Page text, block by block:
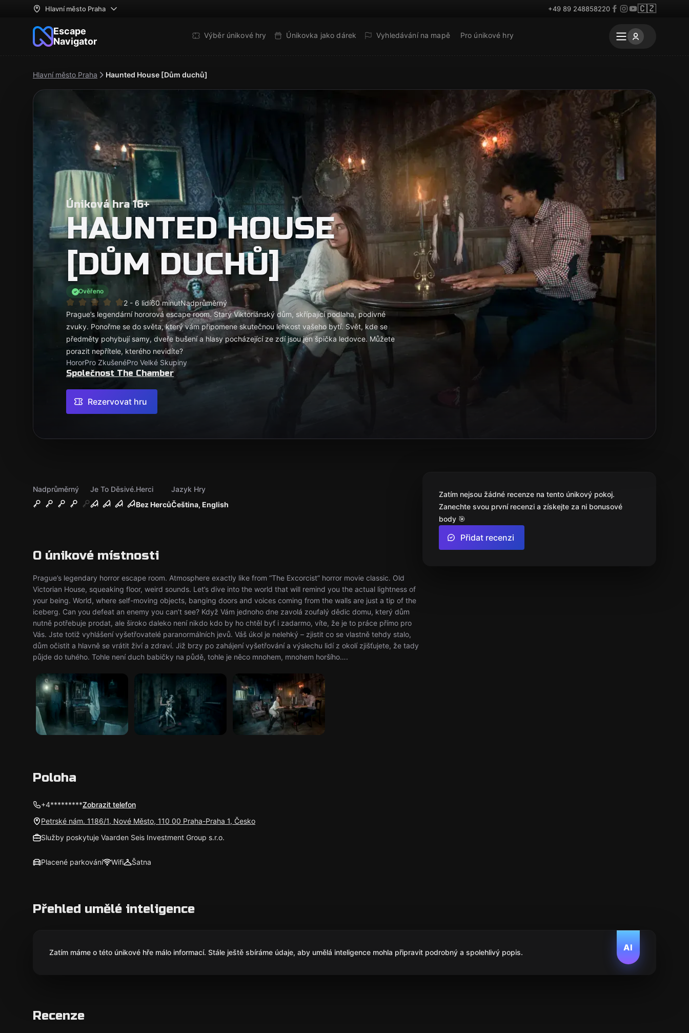
Hlavní město Praha +49 89 248858220 🇨🇿
Escape
Navigator
Výběr únikové hry Únikovka jako dárek Vyhledávání na mapě Pro únikové hry
Hlavní město Praha Haunted House [Dům duchů]
Úniková hra 16+
HAUNTED HOUSE
[DŮM DUCHŮ]
Ověřeno
2 - 6 lidí60 minutNadprůměrný
Prague’s legendární hororová escape room. Starý Viktoriánský dům, skřípající podlaha, podivné
zvuky. Ponořme se do světa, který vám připomene skutečnou lehkost vašeho bytí. Svět, kde se
předměty pohybují samy, dveře bušení a hlasy pocházející ze zdí jsou jen špička ledovce. Můžete
porazit nepřítele, kterého nevidíte?
HororPro ZkušenéPro Velké Skupiny
Společnost The Chamber
Rezervovat hru
Nadprůměrný
Je To Děsivé.
Bez Herců
Herci
Čeština, English
Jazyk Hry
O únikové místnosti
Prague’s legendary horror escape room. Atmosphere exactly like from “The Excorcist” horror movie classic. Old
Victorian House, squeaking floor, weird sounds. Let’s dive into the world that will remind you the actual lightness of
your being. World, where self-moving objects, banging doors and voices coming from the walls are just a tip of the
iceberg. Can you defeat an enemy you can’t see? Když Vám jednoho dne zavolá zoufalý dědic domu, který dům
nutně potřebuje prodat, ale široko daleko není nikdo kdo by ho chtěl byť i zadarmo, víte, že je to práce přímo pro
Vás. Jste totiž vyhlášení vyšetřovatelé paranormálních jevů. Váš úkol je nelehký – zjistit co se vlastně tehdy stalo,
dům očistit a hlavně se vrátit živí a zdraví. Již brzy po zahájení vyšetřování a výslechu lidí z okolí zjišťujete, že tady
půjde do tuhého. Tohle není duch babičky na půdě, tohle je něco mnohem, mnohem horšího….
Zatím nejsou žádné recenze na tento únikový pokoj.
Zanechte svou první recenzi a získejte za ni bonusové
body 🎯
Přidat recenzi
Poloha
+4*********Zobrazit telefon
Petrské nám. 1186/1, Nové Město, 110 00 Praha-Praha 1, Česko
Služby poskytuje Vaarden Seis Investment Group s.r.o.
Placené parkování Wifi Šatna
Přehled umělé inteligence
AI
Zatím máme o této únikové hře málo informací. Stále ještě sbíráme údaje, aby umělá inteligence mohla připravit podrobný a spolehlivý popis.
Recenze